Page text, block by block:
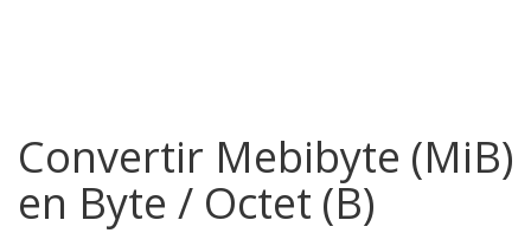
Convertir Mebibyte (MiB)
en Byte / Octet (B)